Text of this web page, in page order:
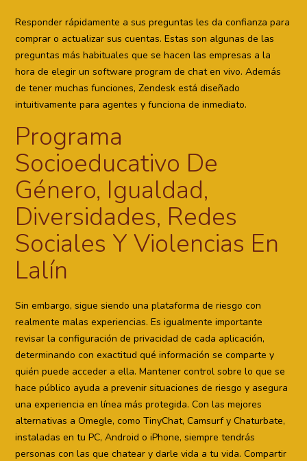
Responder rápidamente a sus preguntas les da confianza para
comprar o actualizar sus cuentas. Estas son algunas de las
preguntas más habituales que se hacen las empresas a la
hora de elegir un software program de chat en vivo. Además
de tener muchas funciones, Zendesk está diseñado
intuitivamente para agentes y funciona de inmediato.
Programa
Socioeducativo De
Género, Igualdad,
Diversidades, Redes
Sociales Y Violencias En
Lalín
Sin embargo, sigue siendo una plataforma de riesgo con
realmente malas experiencias. Es igualmente importante
revisar la configuración de privacidad de cada aplicación,
determinando con exactitud qué información se comparte y
quién puede acceder a ella. Mantener control sobre lo que se
hace público ayuda a prevenir situaciones de riesgo y asegura
una experiencia en línea más protegida. Con las mejores
alternativas a Omegle, como TinyChat, Camsurf y Chaturbate,
instaladas en tu PC, Android o iPhone, siempre tendrás
personas con las que chatear y darle vida a tu vida. Compartir